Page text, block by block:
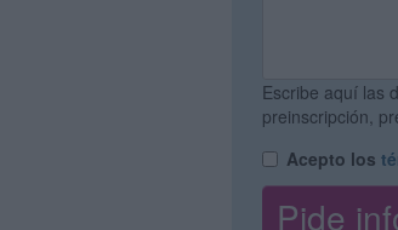
Escribe aquí las
preinscripción,
Acepto los